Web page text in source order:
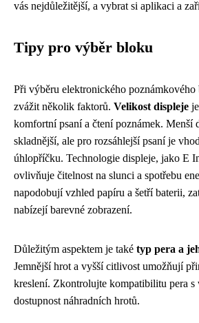
vás nejdůležitější, a vybrat si aplikaci a
Tipy pro výběr bloku
Při výběru elektronického
zvážit několik faktorů. Velikost displeje
komfortní psaní a čtení poznámek. Menší
skladnější, ale pro rozsáhlejší psaní je
úhlopříčku. Technologie displeje, jako E
ovlivňuje čitelnost na slunci a spotřebu
napodobují vzhled papíru a šetří baterii,
nabízejí barevné zobrazení.
Důležitým aspektem je také typ pera a
Jemnější hrot a vyšší citlivost umožňují
kreslení. Zkontrolujte kompatibilitu pera s
dostupnost náhradních hrotů.